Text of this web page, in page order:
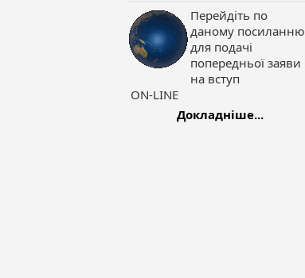
Перейдіть по
даному посиланню
для подачі
попередньої заяви
на вступ
ON-LINE
Докладніше...